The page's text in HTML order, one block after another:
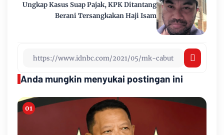
Ungkap Kasus Suap Pajak, KPK Ditantang
Berani Tersangkakan Haji Isam
Anda mungkin menyukai postingan ini